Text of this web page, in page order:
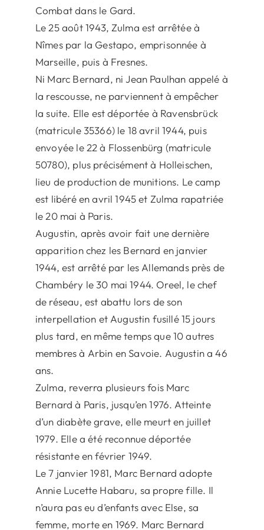
Combat dans le Gard.
Le 25 août 1943, Zulma est arrêtée à
Nîmes par la Gestapo, emprisonnée à
Marseille, puis à Fresnes.
Ni Marc Bernard, ni Jean Paulhan appelé à
la rescousse, ne parviennent à empêcher
la suite. Elle est déportée à Ravensbrück
(matricule 35366) le 18 avril 1944, puis
envoyée le 22 à Flossenbürg (matricule
50780), plus précisément à Holleischen,
lieu de production de munitions. Le camp
est libéré en avril 1945 et Zulma rapatriée
le 20 mai à Paris.
Augustin, après avoir fait une dernière
apparition chez les Bernard en janvier
1944, est arrêté par les Allemands près de
Chambéry le 30 mai 1944. Oreel, le chef
de réseau, est abattu lors de son
interpellation et Augustin fusillé 15 jours
plus tard, en même temps que 10 autres
membres à Arbin en Savoie. Augustin a 46
ans.
Zulma, reverra plusieurs fois Marc
Bernard à Paris, jusqu’en 1976. Atteinte
d’un diabète grave, elle meurt en juillet
1979. Elle a été reconnue déportée
résistante en février 1949.
Le 7 janvier 1981, Marc Bernard adopte
Annie Lucette Habaru, sa propre fille. Il
n’aura pas eu d’enfants avec Else, sa
femme, morte en 1969. Marc Bernard